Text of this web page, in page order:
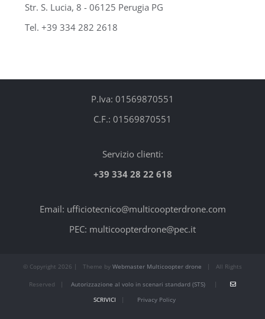
Str. S. Lucia, 8 - 06125 Perugia PG
Tel. +39 334 282 2618
P.Iva: 01569870551
C.F.: 01569870551
Servizio clienti:
+39 334 28 22 618
Email: ufficiotecnico@multicoopterdrone.com
PEC: multicoopterdrone@pec.it
© Copyright 2026 | Theme by Webmaster Multicoopter drone | All Rights
Reserved | Autorizzazione al volo in scenari standard (STS)
|
SCRIVICI | Privacy Policy